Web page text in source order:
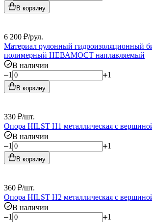
В корзину
6 200 ₽/рул.
Материал рулонный гидроизоляционный
полимерный НЕВАМОСТ наплавляемый
В наличии
1
1
В корзину
330 ₽/шт.
Опора HILST Н1 металлическая с
В наличии
1
1
В корзину
360 ₽/шт.
Опора HILST Н2 металлическая с
В наличии
1
1